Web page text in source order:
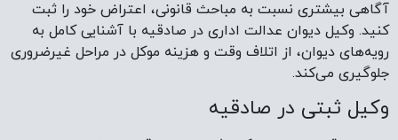
وکیل امور ثبتی در صادقیه با تسلط بر قوانین و مقررات مربوط به
املاک و مستغلات، به موکل در دسترسی به عدالت و احقاق
حقوقش یاری می‌رساند. وکیل امور ثبتی در صورت عدم پرداخت
اجاره بها یا انقضای مدت اجاره، به موجر کمک میکند تا با طرح
دعوای تخلیه، مستأجر را از ملک مورد اجاره اخراج کند وکیل امور